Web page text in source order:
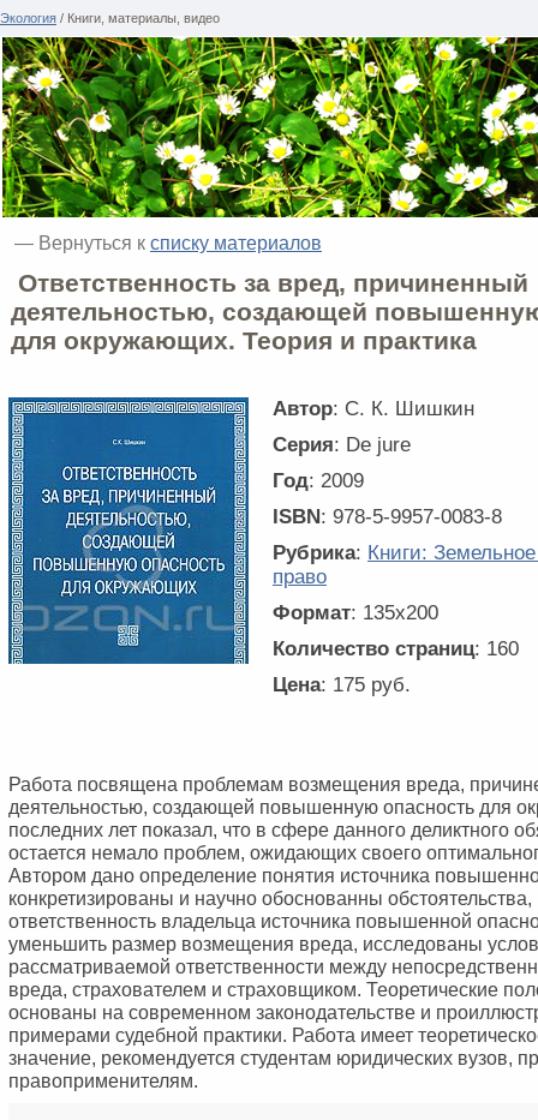
Экология / Книги, материалы, видео
— Вернуться к списку материалов
Ответственность за вред, причиненный
деятельностью, создающей
для окружающих. Теория и практика
Автор: С. К. Шишкин
Серия: De jure
Год: 2009
ISBN: 978-5-9957-0083-8
Рубрика: Книги:
право
Формат: 135x200
Количество страниц: 160
Цена: 175 руб.
Работа посвящена проблемам возмещения вреда,
деятельностью, создающей повышенную опасность для
последних лет показал, что в сфере данного деликтного
остается немало проблем, ожидающих своего
Автором дано определение понятия источника
конкретизированы и научно обоснованны
ответственность владельца источника повышенной
уменьшить размер возмещения вреда, исследованы
рассматриваемой ответственности между
вреда, страхователем и страховщиком. Теоретические
основаны на современном законодательстве и
примерами судебной практики. Работа имеет
значение, рекомендуется студентам юридических вузов,
правоприменителям.